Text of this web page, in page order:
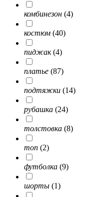
комбинезон (4)
костюм (40)
пиджак(4)
платье (87)
подтяжки (14)
рубашка (24)
толстовка (8)
топ (2)
футболка (9)
шорты (1)